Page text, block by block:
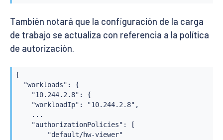
También notará que la configuración de la carga
de trabajo se actualiza con referencia a la política
de autorización.
{
  "workloads": {
    "10.244.2.8": {
    "workloadIp": "10.244.2.8",
    ...
    "authorizationPolicies": [
        "default/hw-viewer"